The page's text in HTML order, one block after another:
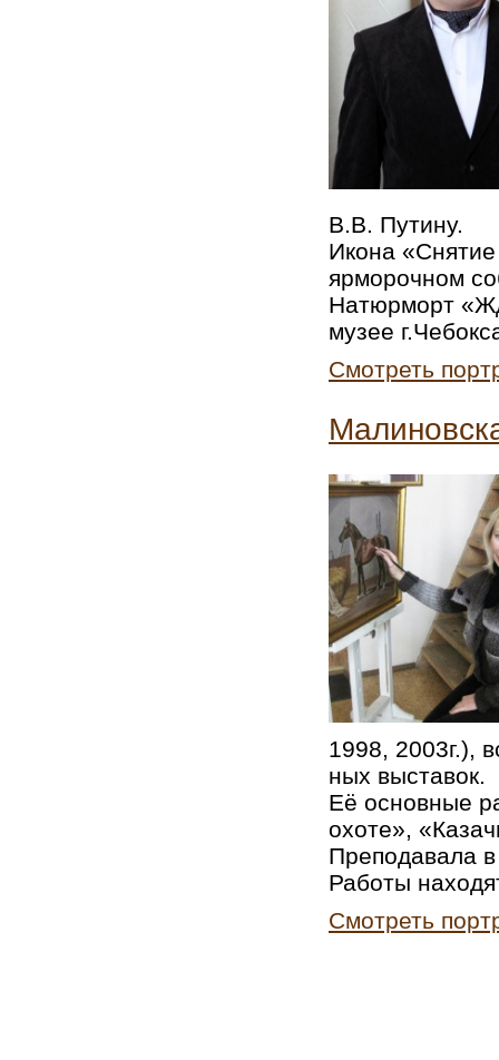
В.В. Пу­ти­ну.
Икона
яр­мо­роч­ном
На­тюр­морт
музее
Смотреть
1998, 2003г.),
ных вы­ста­вок.
Её ос­нов­ные
охоте»,
Пре­по­да­ва­ла
Ра­бо­ты
Смотреть